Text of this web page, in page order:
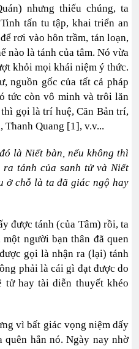
nhưng thiếu chúng, ta
tấn tu tập, khai triển an
rơi vào hôn trầm, tán loạn,
nào là tánh của tâm. Nó vừa
khỏi mọi khái niệm ý thức.
nguồn gốc của tất cả pháp
tức còn vô minh và trôi lăn
gọi là trí huệ, Căn Bản trí,
Thanh Quang [1], v.v...
là Niết bàn, nếu không thì
tánh của sanh tử và Niết
ở chỗ là ta đã giác ngộ hay
được tánh (của Tâm) rồi, ta
người bạn thân đã quen
gọi là nhận ra (lại) tánh
phải là cái gì đạt được do
tử hay tài diễn thuyết khéo
vì bất giác vọng niệm dấy
hẳn nó. Ngày nay nhờ